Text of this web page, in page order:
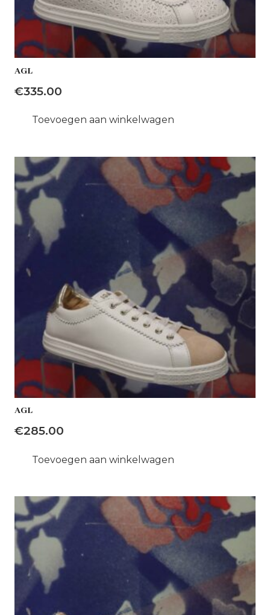
AGL
€335.00
Toevoegen aan winkelwagen
AGL
€285.00
Toevoegen aan winkelwagen